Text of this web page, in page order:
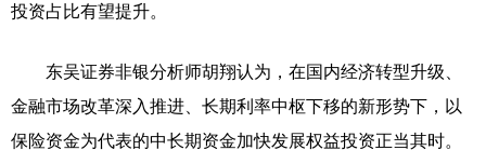
投资占比有望提升。
东吴证券非银分析师胡翔认为，在国内经济转型升级、
金融市场改革深入推进、长期利率中枢下移的新形势下，以
保险资金为代表的中长期资金加快发展权益投资正当其时。